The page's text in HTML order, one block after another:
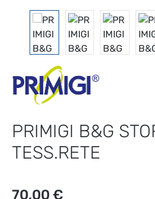
PRIMIGI B&G
TESS.RETE
Prezzo normale:
70,00 €